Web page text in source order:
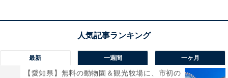
最新 一週間 一ヶ月
【愛知県】無料の動物園＆観光牧場に、市初の